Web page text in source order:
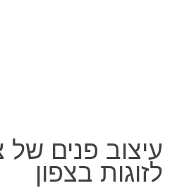
עיצוב פנים של
לזוגות בצפון